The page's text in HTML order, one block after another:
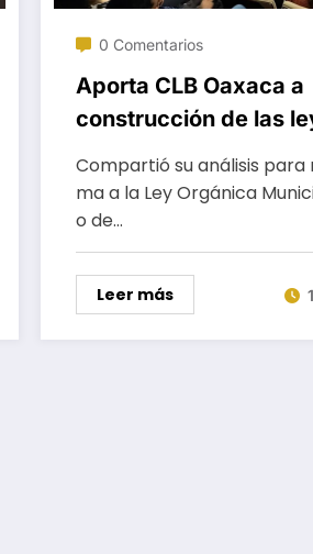
0 Comentarios
Aporta CLB Oaxaca a
construcción de las
materia de búsqueda
personas
Compartió su análisis
ma a la Ley Orgánica
o de…
Leer más